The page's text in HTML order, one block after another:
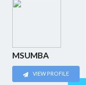
MSUMBA
VIEW PROFILE